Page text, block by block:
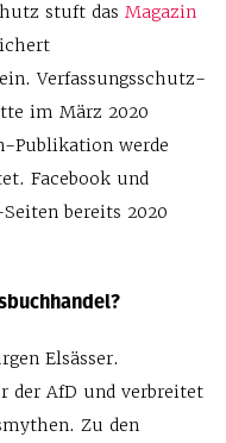
stuft das Magazin
Verfassungsschutz-
im März 2020
Publikation werde
Facebook und
bereits 2020
Elsässer.
der AfD und verbreitet
Zu den